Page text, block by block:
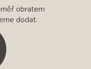
obratem
dodat.